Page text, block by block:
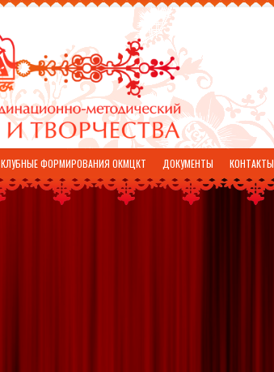
КЛУБНЫЕ ФОРМИРОВАНИЯ ОКМЦКТ ДОКУМЕНТЫ КОНТАКТЫ